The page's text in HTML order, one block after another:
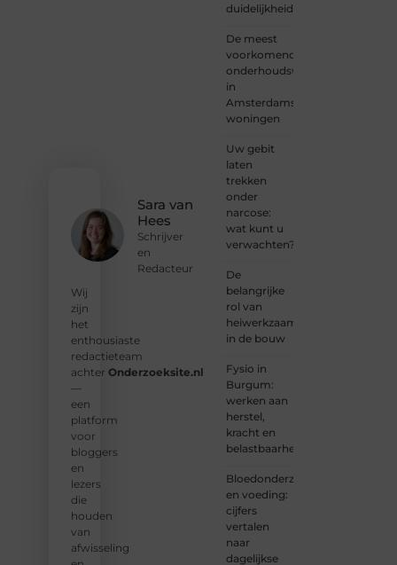
Sara van
Hees
Schrijver
en
Redacteur
Wij
zijn
het
enthousiaste
redactieteam
achter Onderzoeksite.nl
—
een
platform
voor
bloggers
en
lezers
die
houden
van
afwisseling
duidelijkheid
De meest
voorkomende
onderhoudswerkzaamheden
in
Amsterdamse
woningen
Uw gebit
laten
trekken
onder
narcose:
wat kunt u
verwachten?
De
belangrijke
rol van
heiwerkzaamheden
in de bouw
Fysio in
Burgum:
werken aan
herstel,
kracht en
belastbaarheid
Bloedonderzoek
en voeding:
cijfers
vertalen
naar
dagelijkse